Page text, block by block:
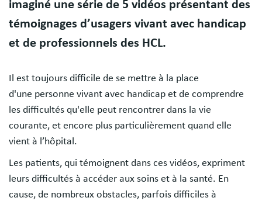
imaginé une série de 5 vidéos présentant des
témoignages d’usagers vivant avec handicap
et de professionnels des HCL.
Il est toujours difficile de se mettre à la place
d'une personne vivant avec handicap et de comprendre
les difficultés qu'elle peut rencontrer dans la vie
courante, et encore plus particulièrement quand elle
vient à l’hôpital.
Les patients, qui témoignent dans ces vidéos, expriment
leurs difficultés à accéder aux soins et à la santé. En
cause, de nombreux obstacles, parfois difficiles à